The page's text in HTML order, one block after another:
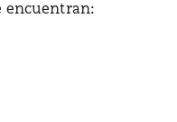
encuentran: